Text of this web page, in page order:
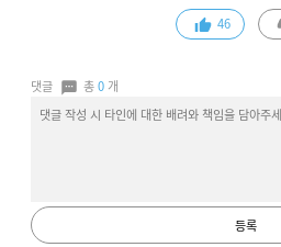
46
댓글 총0 개
등록